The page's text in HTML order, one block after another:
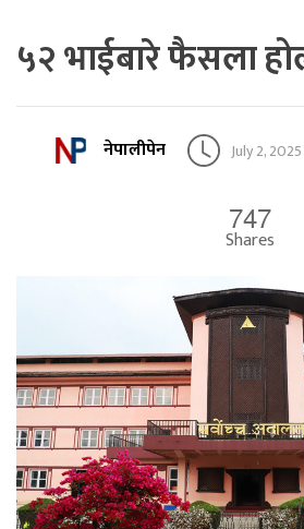
५२ भाईबारे फैसला
नेपालीपेन July 2, 2025
747
Shares